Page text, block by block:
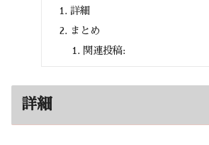
詳細
まとめ
関連投稿:
詳細